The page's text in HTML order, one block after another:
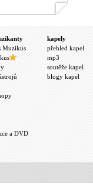
Muzikus
a DVD
kapely
přehled kapel
mp3
soutěže kapel
blogy kapel